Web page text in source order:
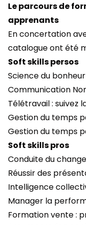
Le parcours de
apprenants
En concertation
catalogueont été
Soft skills persos
Science du bonheur
Communication
Télétravail : suivez
Gestion du temps
Gestion du temps
Soft skills pros
Conduite du
Réussir des
Intelligence
Manager la
Formation vente :